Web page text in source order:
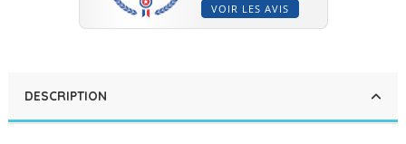
VOIR LES AVIS
DESCRIPTION